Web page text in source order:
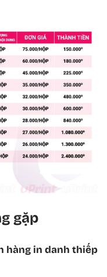
gặp
hàng in danh thiếp